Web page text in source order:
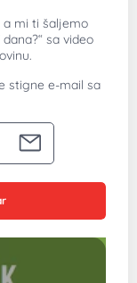
a mi ti šaljemo
sa video
stigne e-mail sa